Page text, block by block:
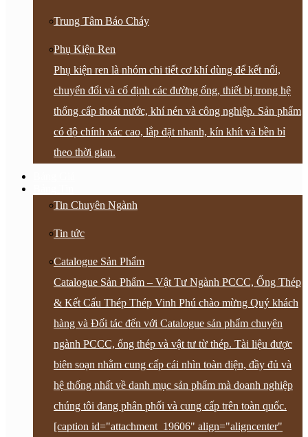
Trung Tâm Báo Cháy
Phụ Kiện Ren
Phụ kiện ren là nhóm chi tiết cơ khí dùng để kết nối,
chuyển đổi và cố định các đường ống, thiết bị trong hệ
thống cấp thoát nước, khí nén và công nghiệp. Sản phẩm
có độ chính xác cao, lắp đặt nhanh, kín khít và bền bỉ
theo thời gian.
Tin Chuyên Ngành
Tin tức
Catalogue Sản Phẩm
Catalogue Sản Phẩm – Vật Tư Ngành PCCC, Ống Thép
& Kết Cấu Thép Thép Vinh Phú chào mừng Quý khách
hàng và Đối tác đến với Catalogue sản phẩm chuyên
ngành PCCC, ống thép và vật tư từ thép. Tài liệu được
biên soạn nhằm cung cấp cái nhìn toàn diện, đầy đủ và
hệ thống nhất về danh mục sản phẩm mà doanh nghiệp
chúng tôi đang phân phối và cung cấp trên toàn quốc.
[caption id="attachment_19606" align="aligncenter"